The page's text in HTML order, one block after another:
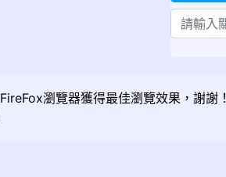
FireFox瀏覽器獲得最佳瀏覽效果，謝謝！